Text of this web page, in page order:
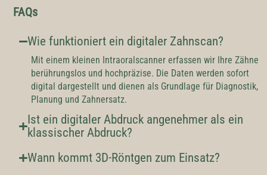
FAQs
Wie funktioniert ein digitaler Zahnscan?
Mit einem kleinen Intraoralscanner erfassen wir Ihre Zähne
berührungslos und hochpräzise. Die Daten werden sofort
digital dargestellt und dienen als Grundlage für Diagnostik,
Planung und Zahnersatz.
Ist ein digitaler Abdruck angenehmer als ein
klassischer Abdruck?
Wann kommt 3D-Röntgen zum Einsatz?